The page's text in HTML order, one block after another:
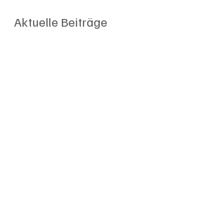
Aktuelle Beiträge